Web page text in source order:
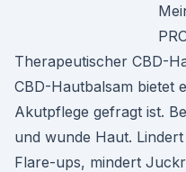
Therapeutischer CBD-
CBD-Hautbalsam bietet
Akutpflege gefragt ist.
und wunde Haut.
Flare-ups, mindert